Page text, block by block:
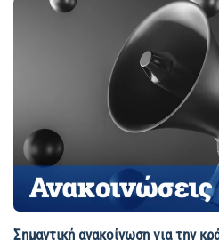
Σημαντική ανακοίνωση για την